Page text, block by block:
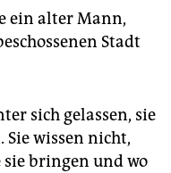
ein alter Mann,
Stadt
sich gelassen, sie
wissen nicht,
sie bringen und wo